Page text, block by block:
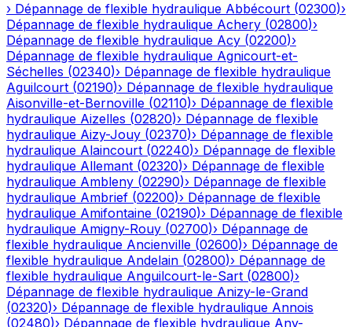
› Dépannage de flexible hydraulique Abbécourt (02300)›
Dépannage de flexible hydraulique Achery (02800)›
Dépannage de flexible hydraulique Acy (02200)›
Dépannage de flexible hydraulique Agnicourt-et-
Séchelles (02340)› Dépannage de flexible hydraulique
Aguilcourt (02190)› Dépannage de flexible hydraulique
Aisonville-et-Bernoville (02110)› Dépannage de flexible
hydraulique Aizelles (02820)› Dépannage de flexible
hydraulique Aizy-Jouy (02370)› Dépannage de flexible
hydraulique Alaincourt (02240)› Dépannage de flexible
hydraulique Allemant (02320)› Dépannage de flexible
hydraulique Ambleny (02290)› Dépannage de flexible
hydraulique Ambrief (02200)› Dépannage de flexible
hydraulique Amifontaine (02190)› Dépannage de flexible
hydraulique Amigny-Rouy (02700)› Dépannage de
flexible hydraulique Ancienville (02600)› Dépannage de
flexible hydraulique Andelain (02800)› Dépannage de
flexible hydraulique Anguilcourt-le-Sart (02800)›
Dépannage de flexible hydraulique Anizy-le-Grand
(02320)› Dépannage de flexible hydraulique Annois
(02480)› Dépannage de flexible hydraulique Any-